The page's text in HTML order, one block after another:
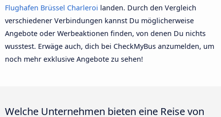
Flughafen Brüssel Charleroi landen. Durch den Vergleich
verschiedener Verbindungen kannst Du möglicherweise
Angebote oder Werbeaktionen finden, von denen Du nichts
wusstest. Erwäge auch, dich bei CheckMyBus anzumelden, um
noch mehr exklusive Angebote zu sehen!
Welche Unternehmen bieten eine Reise von